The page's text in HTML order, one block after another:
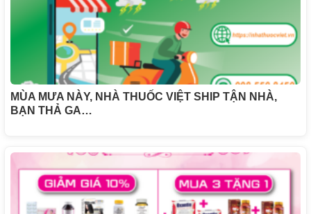
MÙA MƯA NÀY, NHÀ THUỐC VIỆT SHIP TẬN NHÀ,
BẠN THẢ GA…